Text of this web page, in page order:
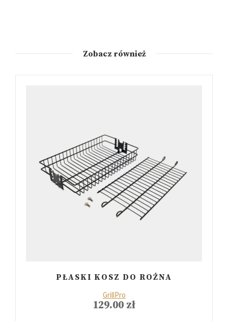
Zobacz również
PŁASKI KOSZ DO ROŻNA
GrillPro
129.00 zł